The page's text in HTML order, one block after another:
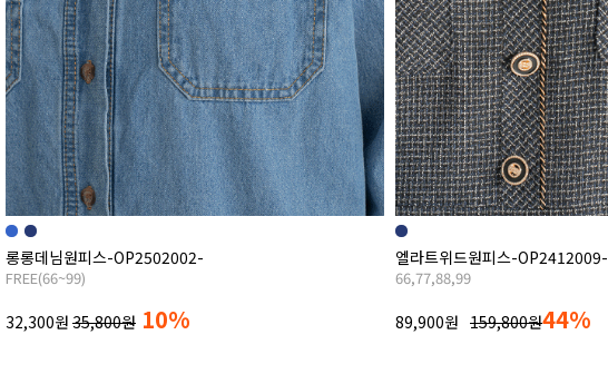
롱롱데님원피스-OP2502002-
FREE(66~99)
32,300원 35,800원 10%
엘라트위드원피스-OP2412009-
66,77,88,99
89,900원 159,800원44%